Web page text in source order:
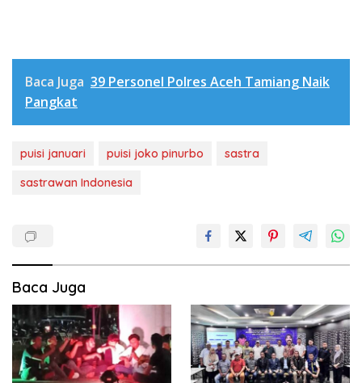
Baca Juga 39 Personel Polres Aceh Tamiang Naik
Pangkat
puisi januari puisi joko pinurbo
sastra
sastrawan Indonesia
Baca Juga